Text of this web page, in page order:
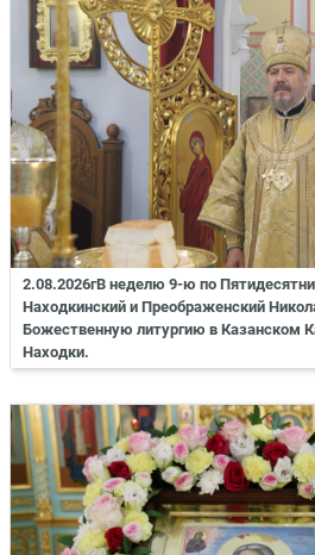
2.08.2026гВ неделю 9-ю по
Находкинский и Преображенский
Божественную литургию в Казанском
Находки.